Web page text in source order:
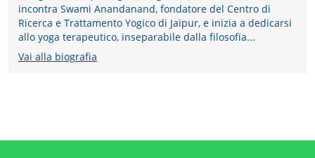
incontra Swami Anandanand, fondatore del Centro di
Ricerca e Trattamento Yogico di Jaïpur, e inizia a dedicarsi
allo yoga terapeutico, inseparabile dalla filosofia...
Vai alla biografia